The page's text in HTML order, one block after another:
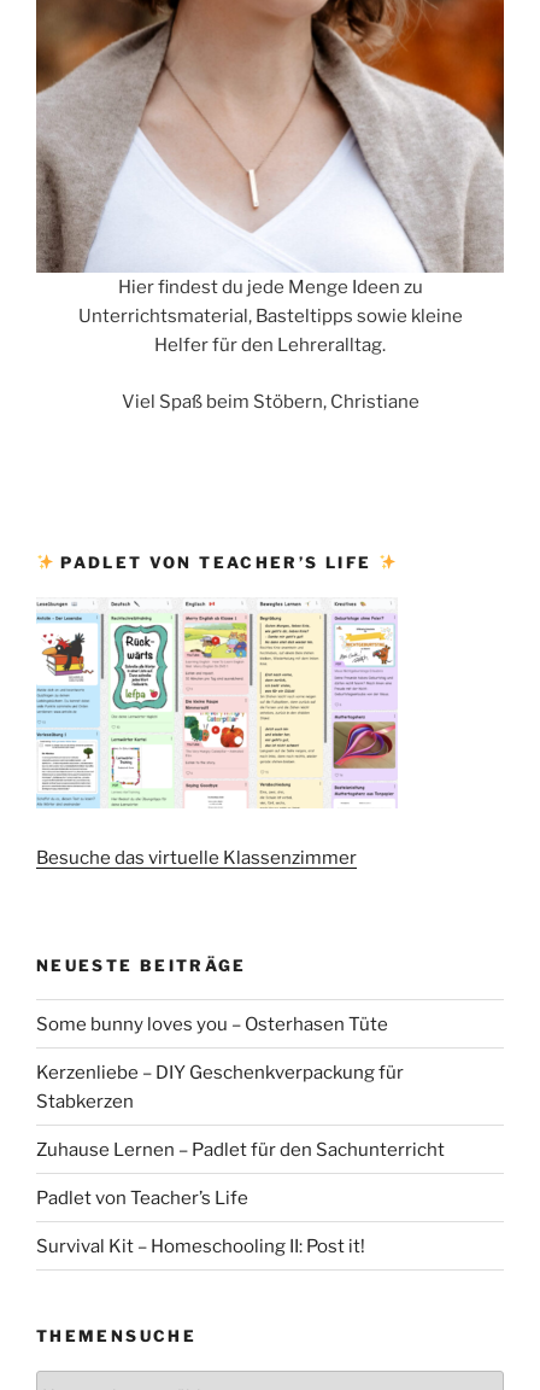
Hier findest du jede Menge Ideen zu
Unterrichtsmaterial, Basteltipps sowie kleine
Helfer für den Lehreralltag.
Viel Spaß beim Stöbern, Christiane
PADLET VON TEACHER’S LIFE
Besuche das virtuelle Klassenzimmer
NEUESTE BEITRÄGE
Some bunny loves you – Osterhasen Tüte
Kerzenliebe – DIY Geschenkverpackung für
Stabkerzen
Zuhause Lernen – Padlet für den Sachunterricht
Padlet von Teacher’s Life
Survival Kit – Homeschooling II: Post it!
THEMENSUCHE